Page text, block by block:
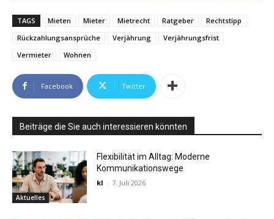
TAGS Mieten Mieter Mietrecht Ratgeber
Rechtstipp
Rückzahlungsansprüche
Verjährung
Verjährungsfrist
Vermieter
Wohnen
Facebook Twitter
Beiträge die Sie auch interessieren könnten
Aktuelles
Flexibilität im Alltag: Moderne
Kommunikationswege
kl - 7. Juli 2026